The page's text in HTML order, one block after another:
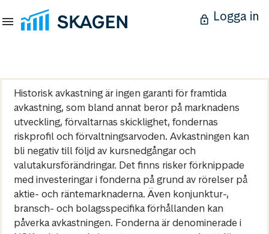
Logga in
Historisk avkastning är ingen garanti för framtida
avkastning, som bland annat beror på marknadens
utveckling, förvaltarnas skicklighet, fondernas
riskprofil och förvaltningsarvoden. Avkastningen kan
bli negativ till följd av kursnedgångar och
valutakursförändringar. Det finns risker förknippade
med investeringar i fonderna på grund av rörelser på
aktie- och räntemarknaderna. Även konjunktur-,
bransch- och bolagsspecifika förhållanden kan
påverka avkastningen. Fonderna är denominerade i